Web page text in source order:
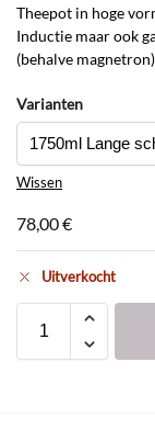
Theepot in hoge
Inductie maar ook
(behalve
Varianten
Wissen
78,00€
Uitverkocht